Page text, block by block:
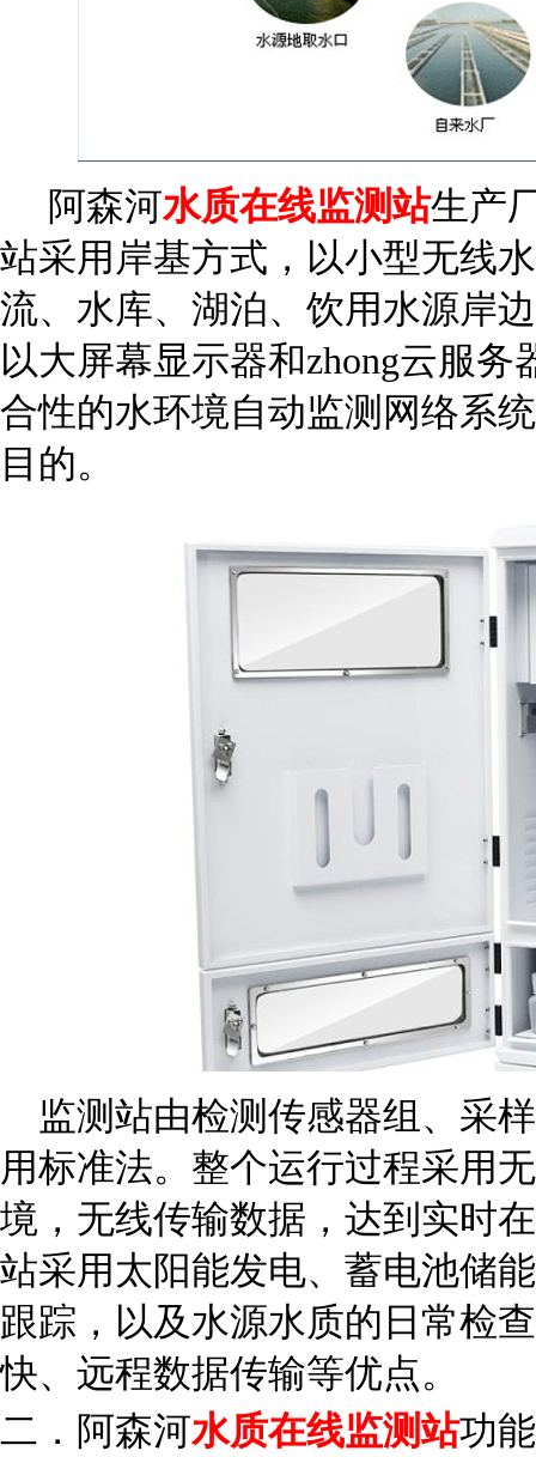
阿森河水质在线监测站生产
站采用岸基方式，以小型无线
流、水库、湖泊、饮用水源岸
以大屏幕显示器和zhong云服
合性的水环境自动监测网络系
目的。
监测站由检测传感器组、采
用标准法。整个运行过程采用
境，无线传输数据，达到实时
站采用太阳能发电、蓄电池储
跟踪，以及水源水质的日常检
快、远程数据传输等优点。
二． 阿森河水质在线监测站功